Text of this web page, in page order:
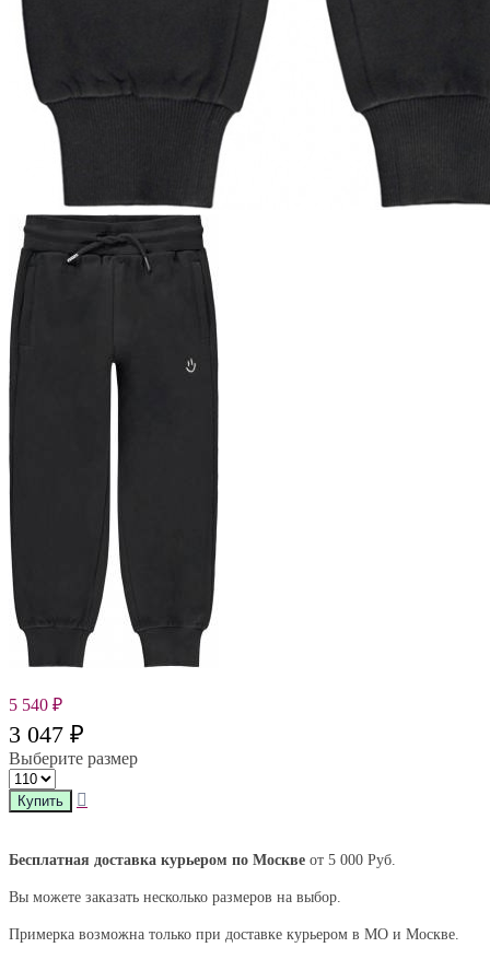
5 540 ₽
3 047 ₽
Выберите размер
Бесплатная доставка курьером по Москве от 5 000 Руб.
Вы можете заказать несколько размеров на выбор.
Примерка возможна только при доставке курьером в МО и Москве.